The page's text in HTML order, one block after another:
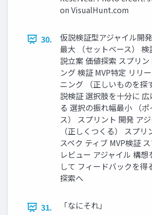
on VisualHunt.com
30.
仮説検証型アジャイル開
最⼤ （セットベース） 検
説⽴案 価値探索 スプリン
ング 検証 MVP特定 リリ
ニング （正しいものを探
説検証 選択肢を⼗分に
る 選択の振れ幅最⼩ （
ス） スプリント 開発 ア
（正しくつくる） スプリ
スペク ティブ MVP検証
レビュー アジャイル 構想
して フィードバックを得
探索へ
31. 「なにそれ」